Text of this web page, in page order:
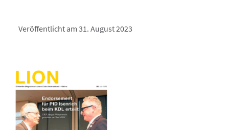
Veröffentlicht am 31. August 2023